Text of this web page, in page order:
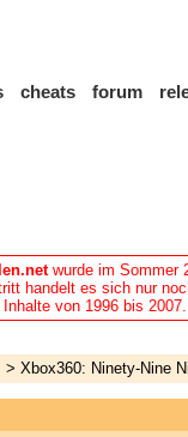
wurde im Sommer
handelt es sich nur
Inhalte von 1996 bis 2007.
> Xbox360: Ninety-Nine
cheats forum